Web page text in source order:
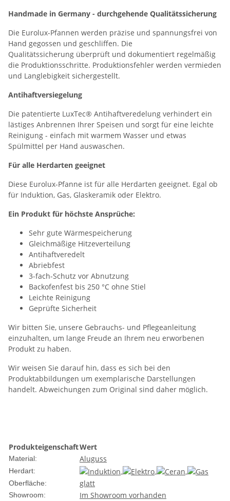
Handmade in Germany - durchgehende Qualitätssicherung
Die Eurolux-Pfannen werden präzise und spannungsfrei von
Hand gegossen und geschliffen. Die
Qualitätssicherung überprüft und dokumentiert regelmäßig
die Produktionsschritte. Produktionsfehler werden vermieden
und Langlebigkeit sichergestellt.
Antihaftversiegelung
Die patentierte LuxTec® Antihaftveredelung verhindert ein
lästiges Anbrennen Ihrer Speisen und sorgt für eine leichte
Reinigung - einfach mit warmem Wasser und etwas
Spülmittel per Hand auswaschen.
Für alle Herdarten geeignet
Diese Eurolux-Pfanne ist für alle Herdarten geeignet. Egal ob
für Induktion, Gas, Glaskeramik oder Elektro.
Ein Produkt für höchste Ansprüche:
Sehr gute Wärmespeicherung
Gleichmäßige Hitzeverteilung
Antihaftveredelt
Abriebfest
3-fach-Schutz vor Abnutzung
Backofenfest bis 250 °C ohne Stiel
Leichte Reinigung
Geprüfte Sicherheit
Wir bitten Sie, unsere Gebrauchs- und Pflegeanleitung
einzuhalten, um lange Freude an Ihrem neu erworbenen
Produkt zu haben.
Wir weisen Sie darauf hin, dass es sich bei den
Produktabbildungen um exemplarische Darstellungen
handelt. Abweichungen zum Original sind daher möglich.
ProdukteigenschaftWert
Material: Aluguss
Herdart:
Oberfläche:
glatt
Showroom: Im Showroom vorhanden